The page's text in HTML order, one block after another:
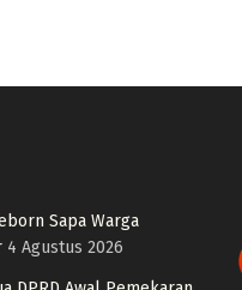
Sapa Warga
4 Agustus 2026